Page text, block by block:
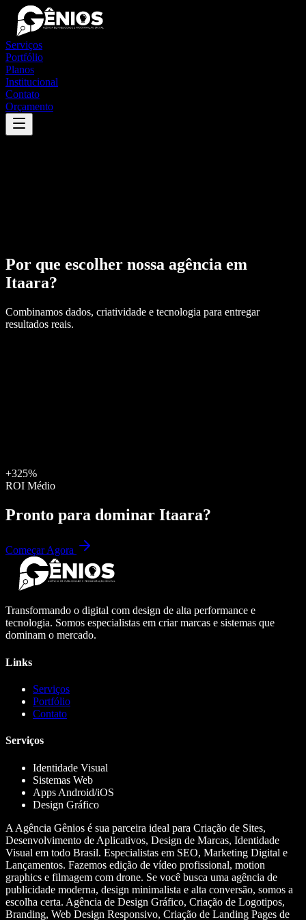
Serviços
Portfólio
Planos
Institucional
Contato
Orçamento
Por que escolher nossa agência em
Itaara?
Combinamos dados, criatividade e tecnologia para entregar
resultados reais.
+325%
ROI Médio
Pronto para dominar Itaara?
Começar Agora
Transformando o digital com design de alta performance e
tecnologia. Somos especialistas em criar marcas e sistemas que
dominam o mercado.
Links
Serviços
Portfólio
Contato
Serviços
Identidade Visual
Sistemas Web
Apps Android/iOS
Design Gráfico
A Agência Gênios é sua parceira ideal para Criação de Sites,
Desenvolvimento de Aplicativos, Design de Marcas, Identidade
Visual em todo Brasil. Especialistas em SEO, Marketing Digital e
Lançamentos. Fazemos edição de vídeo profissional, motion
graphics e filmagem com drone. Se você busca uma agência de
publicidade moderna, design minimalista e alta conversão, somos a
escolha certa. Agência de Design Gráfico, Criação de Logotipos,
Branding, Web Design Responsivo, Criação de Landing Pages de